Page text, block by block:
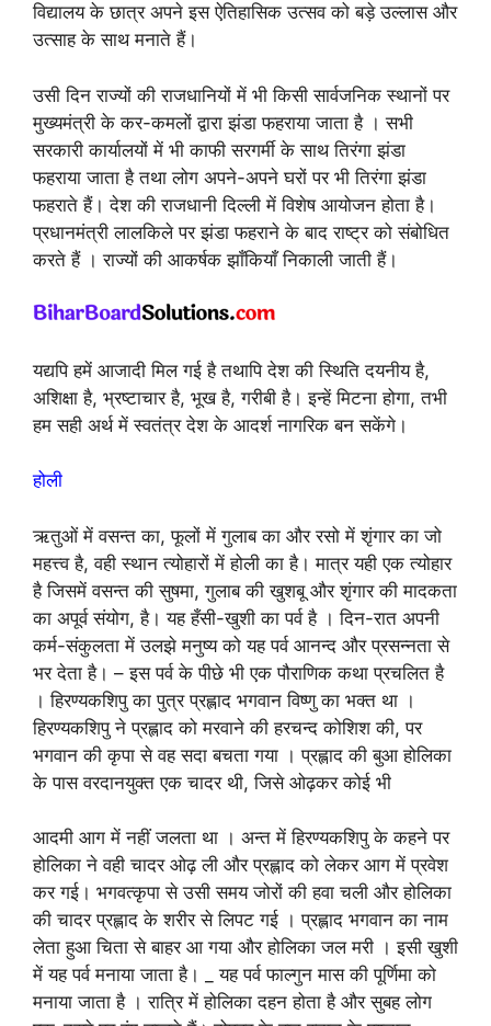
विद्यालय के छात्र अपने इस ऐतिहासिक उत्सव को बड़े उल्लास और
उत्साह के साथ मनाते हैं।
उसी दिन राज्यों की राजधानियों में भी किसी सार्वजनिक स्थानों पर
मुख्यमंत्री के कर-कमलों द्वारा झंडा फहराया जाता है । सभी
सरकारी कार्यालयों में भी काफी सरगर्मी के साथ तिरंगा झंडा
फहराया जाता है तथा लोग अपने-अपने घरों पर भी तिरंगा झंडा
फहराते हैं। देश की राजधानी दिल्ली में विशेष आयोजन होता है।
प्रधानमंत्री लालकिले पर झंडा फहराने के बाद राष्ट्र को संबोधित
करते हैं । राज्यों की आकर्षक झाँकियाँ निकाली जाती हैं।
यद्यपि हमें आजादी मिल गई है तथापि देश की स्थिति दयनीय है,
अशिक्षा है, भ्रष्टाचार है, भूख है, गरीबी है। इन्हें मिटना होगा, तभी
हम सही अर्थ में स्वतंत्र देश के आदर्श नागरिक बन सकेंगे।
होली
ऋतुओं में वसन्त का, फूलों में गुलाब का और रसो में शृंगार का जो
महत्त्व है, वही स्थान त्योहारों में होली का है। मात्र यही एक त्योहार
है जिसमें वसन्त की सुषमा, गुलाब की खुशबू और शृंगार की मादकता
का अपूर्व संयोग, है। यह हँसी-खुशी का पर्व है । दिन-रात अपनी
कर्म-संकुलता में उलझे मनुष्य को यह पर्व आनन्द और प्रसन्नता से
भर देता है। – इस पर्व के पीछे भी एक पौराणिक कथा प्रचलित है
। हिरण्यकशिपु का पुत्र प्रह्लाद भगवान विष्णु का भक्त था ।
हिरण्यकशिपु ने प्रह्लाद को मरवाने की हरचन्द कोशिश की, पर
भगवान की कृपा से वह सदा बचता गया । प्रह्लाद की बुआ होलिका
के पास वरदानयुक्त एक चादर थी, जिसे ओढ़कर कोई भी
आदमी आग में नहीं जलता था । अन्त में हिरण्यकशिपु के कहने पर
होलिका ने वही चादर ओढ़ ली और प्रह्लाद को लेकर आग में प्रवेश
कर गई। भगवत्कृपा से उसी समय जोरों की हवा चली और होलिका
की चादर प्रह्लाद के शरीर से लिपट गई । प्रह्लाद भगवान का नाम
लेता हुआ चिता से बाहर आ गया और होलिका जल मरी । इसी खुशी
में यह पर्व मनाया जाता है। _ यह पर्व फाल्गुन मास की पूर्णिमा को
मनाया जाता है । रात्रि में होलिका दहन होता है और सुबह लोग